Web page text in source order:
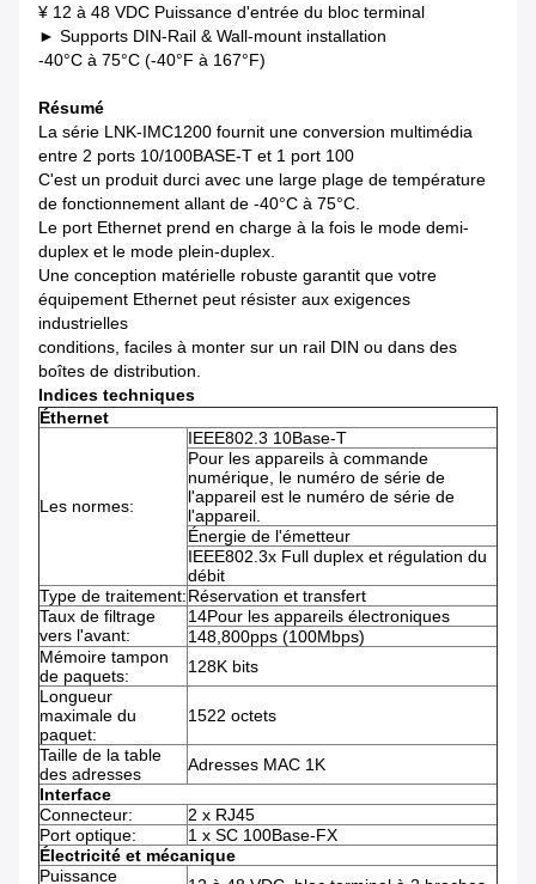
¥ 12 à 48 VDC Puissance d'entrée du bloc terminal
► Supports DIN-Rail & Wall-mount installation
-40°C à 75°C (-40°F à 167°F)
Résumé
La série LNK-IMC1200 fournit une conversion multimédia
entre 2 ports 10/100BASE-T et 1 port 100
C'est un produit durci avec une large plage de température
de fonctionnement allant de -40°C à 75°C.
Le port Ethernet prend en charge à la fois le mode demi-
duplex et le mode plein-duplex.
Une conception matérielle robuste garantit que votre
équipement Ethernet peut résister aux exigences
industrielles
conditions, faciles à monter sur un rail DIN ou dans des
boîtes de distribution.
Indices techniques
Éthernet
Les normes:
IEEE802.3 10Base-T
Pour les appareils à commande
numérique, le numéro de série de
l'appareil est le numéro de série de
l'appareil.
Énergie de l'émetteur
IEEE802.3x Full duplex et régulation du
débit
Type de traitement:Réservation et transfert
Taux de filtrage
vers l'avant:
14Pour les appareils électroniques
148,800pps (100Mbps)
Mémoire tampon
de paquets:
128K bits
Longueur
maximale du
paquet:
1522 octets
Taille de la table
des adresses
Adresses MAC 1K
Interface
Connecteur:
2 x RJ45
Port optique:
1 x SC 100Base-FX
Électricité et mécanique
Puissance